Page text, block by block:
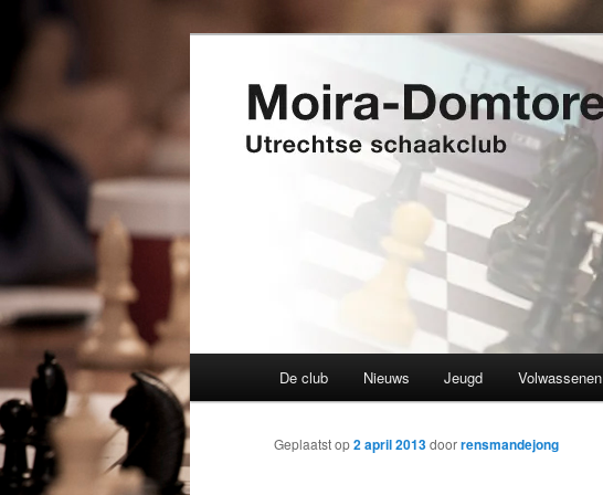
primaire
inhoud
Moira-Domtoren
Utrechtse schaakclub opgericht 1934
De club Nieuws Jeugd Volwassenen
Geplaatst op2 april 2013doorrensmandejong